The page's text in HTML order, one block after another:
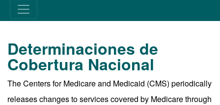
Determinaciones de
Cobertura Nacional
The Centers for Medicare and Medicaid (CMS) periodically
releases changes to services covered by Medicare through